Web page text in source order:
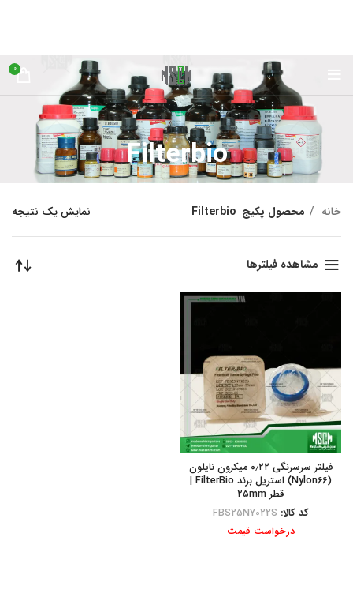
0
Filterbio
خانه محصول پکیج Filterbio نمایش یک نتیجه
مشاهده فیلترها
فیلتر سرسرنگی ۰٫۲۲ میکرون نایلون
(Nylon66) استریل برند FilterBio |
قطر ۲۵mm
کد کالا: FBS25NY022S
درخواست قیمت